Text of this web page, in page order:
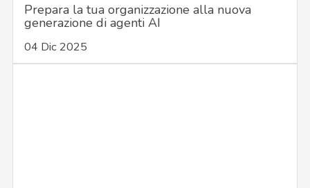
Prepara la tua organizzazione alla nuova
generazione di agenti AI
04 Dic 2025